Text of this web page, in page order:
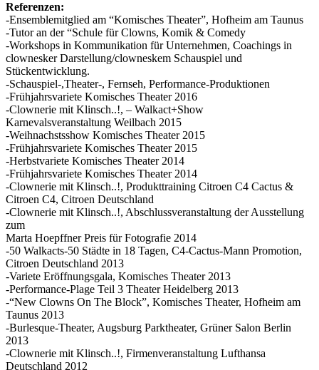
Referenzen:
-Ensemblemitglied am “Komisches Theater”, Hofheim am Taunus
-Tutor an der “Schule für Clowns, Komik & Comedy
-Workshops in Kommunikation für Unternehmen, Coachings in
clownesker Darstellung/clowneskem Schauspiel und
Stückentwicklung.
-Schauspiel-,Theater-, Fernseh, Performance-Produktionen
-Frühjahrsvariete Komisches Theater 2016
-Clownerie mit Klinsch..!, – Walkact+Show
Karnevalsveranstaltung Weilbach 2015
-Weihnachstsshow Komisches Theater 2015
-Frühjahrsvariete Komisches Theater 2015
-Herbstvariete Komisches Theater 2014
-Frühjahrsvariete Komisches Theater 2014
-Clownerie mit Klinsch..!, Produkttraining Citroen C4 Cactus &
Citroen C4, Citroen Deutschland
-Clownerie mit Klinsch..!, Abschlussveranstaltung der Ausstellung
zum
Marta Hoepffner Preis für Fotografie 2014
-50 Walkacts-50 Städte in 18 Tagen, C4-Cactus-Mann Promotion,
Citroen Deutschland 2013
-Variete Eröffnungsgala, Komisches Theater 2013
-Performance-Plage Teil 3 Theater Heidelberg 2013
-“New Clowns On The Block”, Komisches Theater, Hofheim am
Taunus 2013
-Burlesque-Theater, Augsburg Parktheater, Grüner Salon Berlin
2013
-Clownerie mit Klinsch..!, Firmenveranstaltung Lufthansa
Deutschland 2012